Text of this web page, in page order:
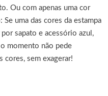
Ou com apenas uma cor
uma das cores da estampa
sapato e acessório azul,
momento não pede
cores, sem exagerar!